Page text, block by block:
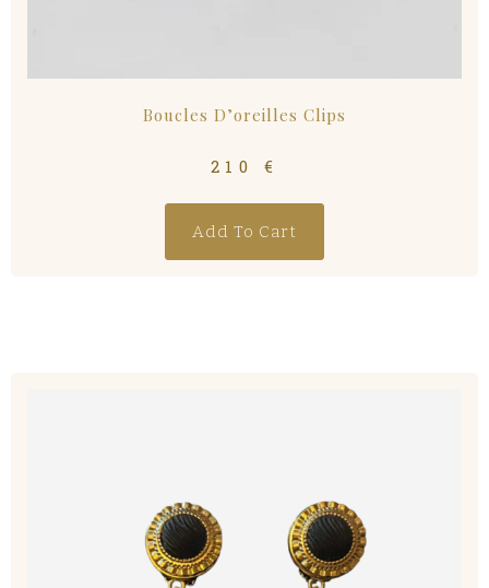
Boucles D’oreilles Clips
210 €
Add To Cart